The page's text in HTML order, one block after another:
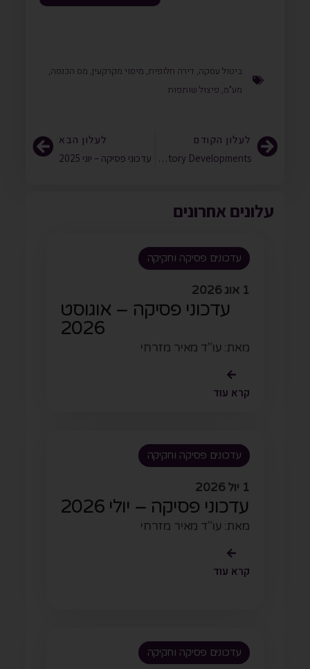
ביטול עסקה, דירה חלופית, מיסוי מקרקעין, מס הכנסה,
מע"מ, פיצול שותפות
לעלון הקודם
Quarterly International Tax Update – Israel’s Latest Legislative and Regulatory Developments
לעלון הבא
עדכוני פסיקה – יוני 2025
עלונים אחרונים
עדכונים פסיקה וחקיקה
1 אוג 2026
עדכוני פסיקה – אוגוסט
2026
מאת: עו"ד מאיר מזרחי
קרא עוד
עדכונים פסיקה וחקיקה
1 יול 2026
עדכוני פסיקה – יולי 2026
מאת: עו"ד מאיר מזרחי
קרא עוד
עדכונים פסיקה וחקיקה